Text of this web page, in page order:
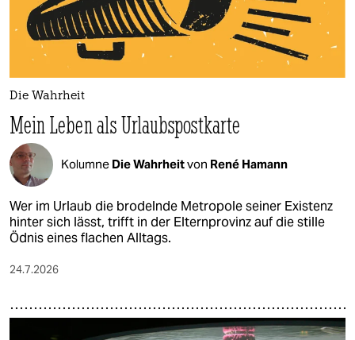
Die Wahrheit
Mein Leben als Urlaubspostkarte
Kolumne Die Wahrheitvon René Hamann
Wer im Urlaub die brodelnde Metropole seiner Existenz
hinter sich lässt, trifft in der Elternprovinz auf die stille
Ödnis eines flachen Alltags.
24.7.2026